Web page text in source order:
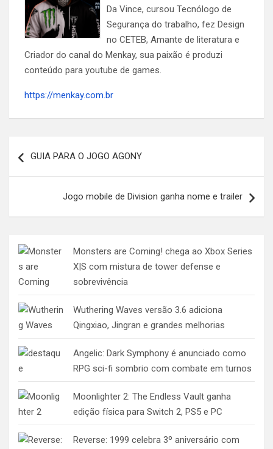
Da Vince, cursou Tecnólogo de
Segurança do trabalho, fez Design
no CETEB, Amante de literatura e
Criador do canal do Menkay, sua paixão é produzi
conteúdo para youtube de games.
https://menkay.com.br
de
GUIA PARA O JOGO AGONY
Jogo mobile de Division ganha nome e trailer
Monsters are Coming! chega ao Xbox Series
X|S com mistura de tower defense e
sobrevivência
Wuthering Waves versão 3.6 adiciona
Qingxiao, Jingran e grandes melhorias
Angelic: Dark Symphony é anunciado como
RPG sci-fi sombrio com combate em turnos
Moonlighter 2: The Endless Vault ganha
edição física para Switch 2, PS5 e PC
Reverse: 1999 celebra 3º aniversário com